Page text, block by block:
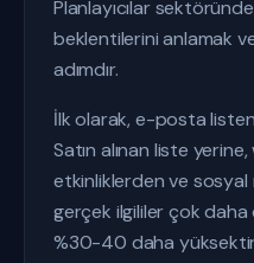
Planlayıcılar
beklentilerini anlamak
adımdır.
İlk olarak, e-posta
Satın alınan liste
etkinliklerden ve
gerçek ilgililer çok daha
%30-40 daha